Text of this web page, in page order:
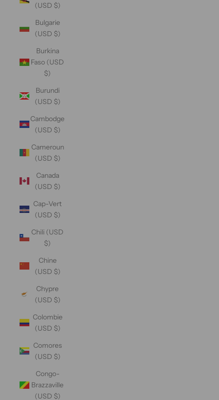
(USD $)
Bulgarie
(USD $)
Burkina
Faso (USD
$)
Burundi
(USD $)
Cambodge
(USD $)
Cameroun
(USD $)
Canada
(USD $)
Cap-Vert
(USD $)
Chili (USD
$)
Chine
(USD $)
Chypre
(USD $)
Colombie
(USD $)
Comores
(USD $)
Congo-
Brazzaville
(USD $)